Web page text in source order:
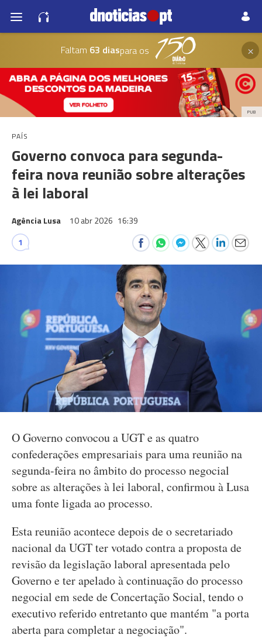
Faltam 63 diaspara os ×
PUB
PAÍS
Governo convoca para segunda-
feira nova reunião sobre alterações
à lei laboral
Agência Lusa 10 abr 2026 16:39
1
O Governo convocou a UGT e as quatro
confederações empresariais para uma reunião na
segunda-feira no âmbito do processo negocial
sobre as alterações à lei laboral, confirmou à Lusa
uma fonte ligada ao processo.
Esta reunião acontece depois de o secretariado
nacional da UGT ter votado contra a proposta de
revisão da legislação laboral apresentada pelo
Governo e ter apelado à continuação do processo
negocial em sede de Concertação Social, tendo o
executivo referido entretanto que mantém "a porta
aberta para completar a negociação".